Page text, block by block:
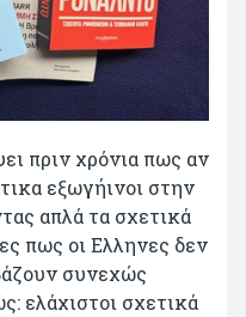
πριν χρόνια πως αν
εξωγήινοι στην
απλά τα σχετικά
πως οι Ελληνες δεν
συνεχώς
ελάχιστοι σχετικά